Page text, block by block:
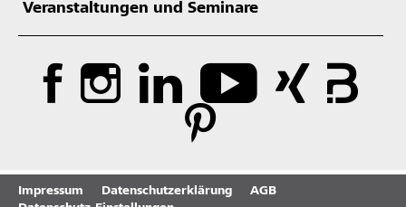
Veranstaltungen und Seminare
Impressum Datenschutzerklärung
AGB